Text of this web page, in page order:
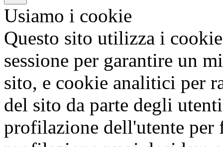
Usiamo i cookie
Questo sito utilizza i
sessione per garantire un
sito, e cookie analitici per
del sito da parte degli
profilazione dell'utente